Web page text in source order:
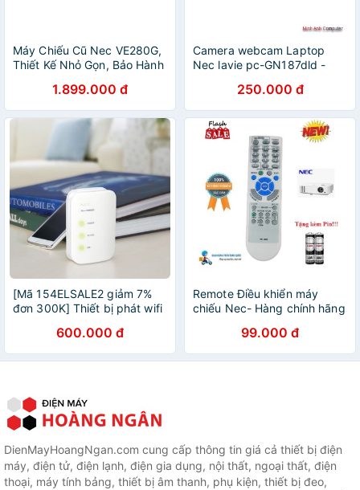
Máy Chiếu Cũ Nec VE280G,
Thiết Kế Nhỏ Gọn, Bảo Hành
1.899.000 đ
Camera webcam Laptop
Nec lavie pc-GN187dld -
250.000 đ
[Mã 154ELSALE2 giảm 7%
đơn 300K] Thiết bị phát wifi
600.000 đ
Remote Điều khiển máy
chiếu Nec- Hàng chính hãng
Tặng kèm Pin99.000 đ
DienMayHoangNgan.com cung cấp thông tin giá cả thiết bị điện
máy, điện tử, điện lạnh, điện gia dụng, nội thất, ngoại thất, điện
thoại, máy tính bảng, thiết bị âm thanh, phụ kiện, thiết bị đeo,